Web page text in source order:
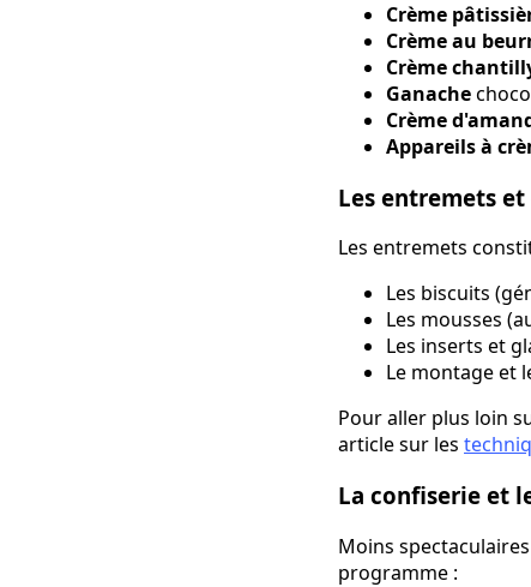
Crème
Crème au
Crème
Ganache
Crème
Appareils à
Les entremets
Les entremets
Les biscuits
Les mousses
Les inserts et
Le montage et
Pour aller plus loin
article sur les
La confiserie et
Moins
programme :